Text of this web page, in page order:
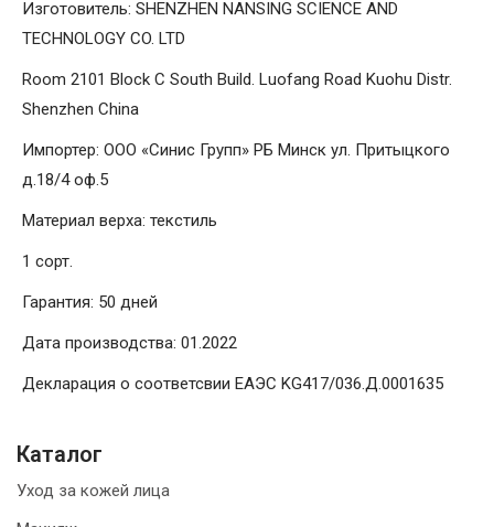
Изготовитель: SHENZHEN NANSING SCIENCE AND
TECHNOLOGY CO. LTD
Room 2101 Block C South Build. Luofang Road Kuohu Distr.
Shenzhen China
Импортер: ООО «Синис Групп» РБ Минск ул. Притыцкого
д.18/4 оф.5
Материал верха: текстиль
1 сорт.
Гарантия: 50 дней
Дата производства: 01.2022
Декларация о соответсвии ЕАЭС KG417/036.Д.0001635
Каталог
Уход за кожей лица